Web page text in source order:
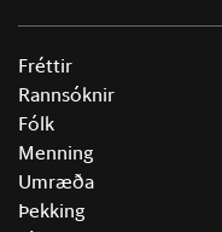
Fréttir
Rannsóknir
Fólk
Menning
Umræða
Þekking